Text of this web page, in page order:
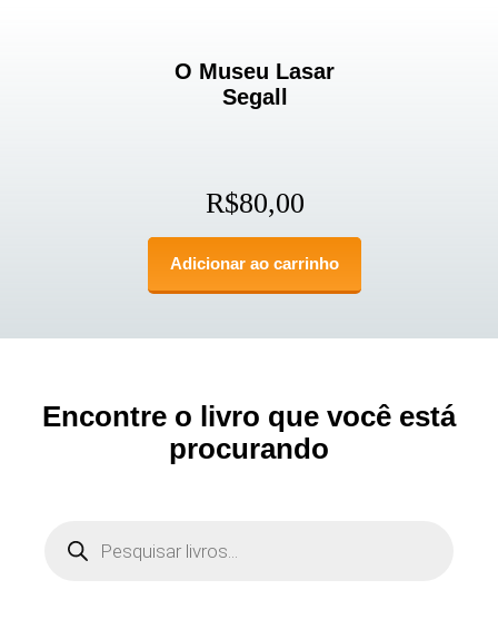
O Museu Lasar
Segall
R$80,00
Adicionar ao carrinho
Encontre o livro que você está
procurando